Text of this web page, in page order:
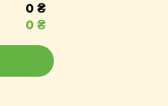
0 ₴
0 ₴